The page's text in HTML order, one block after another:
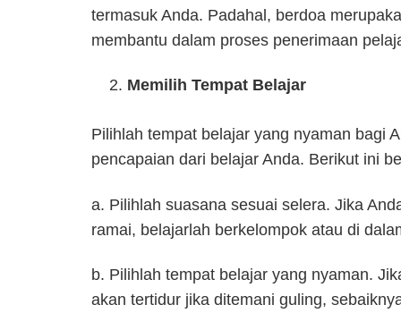
termasuk Anda. Padahal, berdoa
membantu dalam proses penerimaan
Memilih Tempat Belajar
Pilihlah tempat belajar yang nyaman bagi
pencapaian dari belajar Anda. Berikut ini
a. Pilihlah suasana sesuai selera. Jika
ramai, belajarlah berkelompok atau di
b. Pilihlah tempat belajar yang nyaman.
akan tertidur jika ditemani guling,